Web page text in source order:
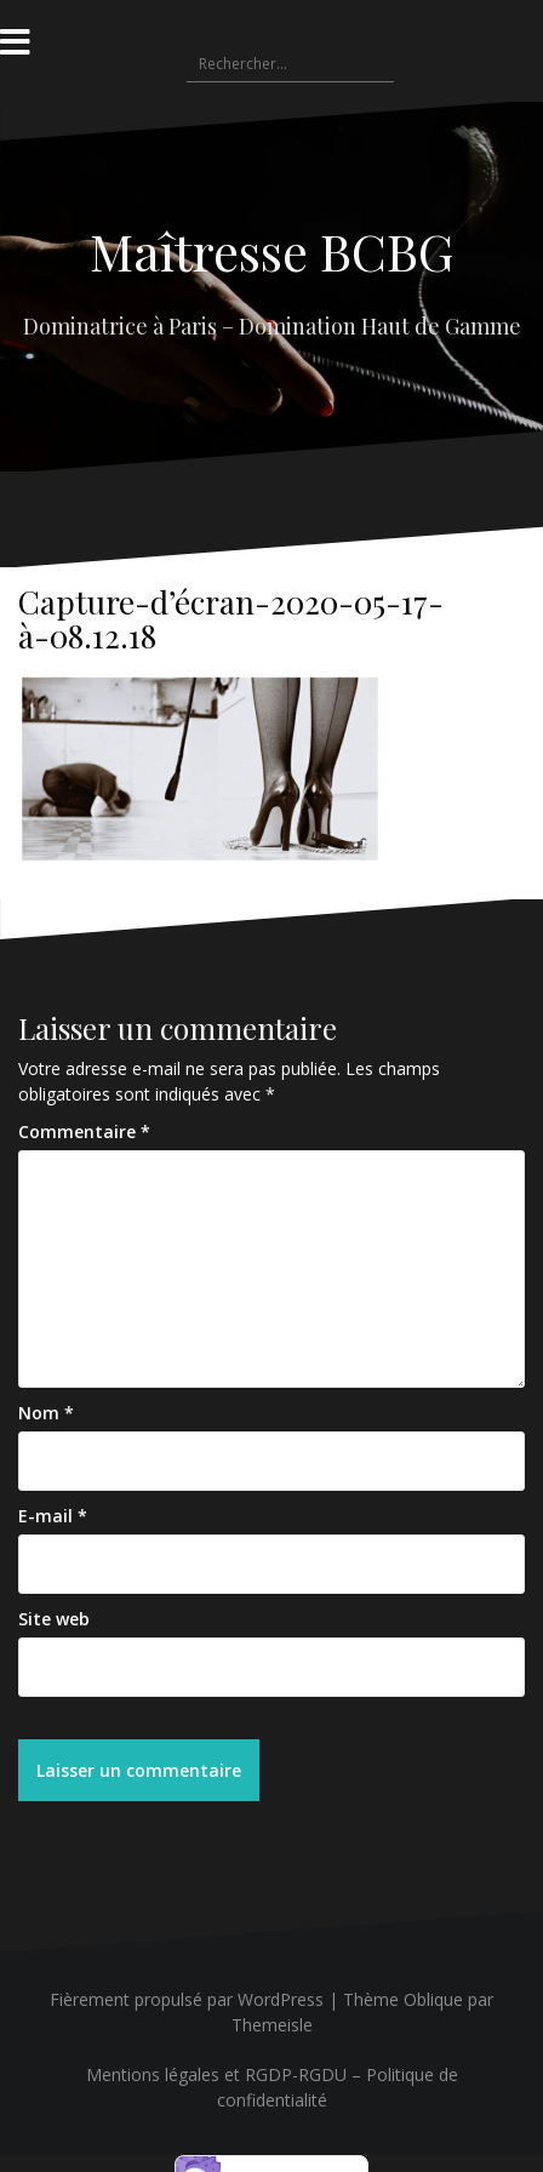
au
contenu
Rechercher :
Maîtresse BCBG
Dominatrice à Paris – Domination Haut de Gamme
Capture-d’écran-2020-05-17-
à-08.12.18
Laisser un commentaire
Votre adresse e-mail ne sera pas publiée. Les champs
obligatoires sont indiqués avec *
Commentaire *
Nom *
E-mail *
Site web
Fièrement propulsé par WordPress | Thème Oblique par
Themeisle
Mentions légales et RGDP-RGDU – Politique de
confidentialité